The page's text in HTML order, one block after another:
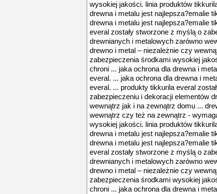
wysokiej jakości. linia produktów
drewna i metalu jest najlepsza?emalie
drewna i metalu jest najlepsza?emalie
everal zostały stworzone z myślą o
drewnianych i metalowych zarówno
drewno i metal – niezależnie czy
zabezpieczenia środkami wysokiej
chroni ... jaka ochrona dla drewna i
everal. ... jaka ochrona dla drewna i
everal. ... produkty tikkurila everal
zabezpieczeniu i dekoracji elementów
wewnątrz jak i na zewnątrz domu ...
wewnątrz czy też na zewnątrz -
wysokiej jakości. linia produktów
drewna i metalu jest najlepsza?emalie
drewna i metalu jest najlepsza?emalie
everal zostały stworzone z myślą o
drewnianych i metalowych zarówno
drewno i metal – niezależnie czy
zabezpieczenia środkami wysokiej
chroni ... jaka ochrona dla drewna i